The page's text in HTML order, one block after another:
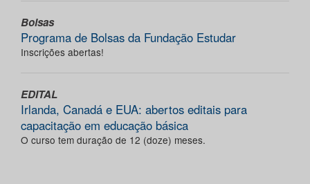
Bolsas
Programa de Bolsas da Fundação Estudar
Inscrições abertas!
EDITAL
Irlanda, Canadá e EUA: abertos editais para
capacitação em educação básica
O curso tem duração de 12 (doze) meses.